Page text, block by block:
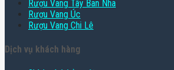
Rượu Vang Tây Ban Nha
Rượu Vang Úc
Rượu Vang Chi Lê
Dịch vụ khách hàng